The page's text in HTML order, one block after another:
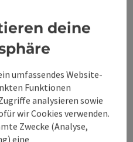
&
mit hauseigener Brauerei!
deine
umfassendes Website-
Funktionen
analysieren sowie
wir Cookies verwenden.
Zwecke (Analyse,
eine